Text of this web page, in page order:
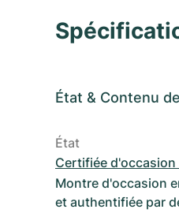
État & Contenu
État
Certifiée d'occasion
Montre d'occasion
et authentifiée par